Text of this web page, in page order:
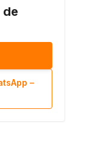
de
–